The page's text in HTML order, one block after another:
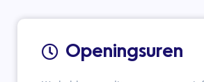
Openingsuren